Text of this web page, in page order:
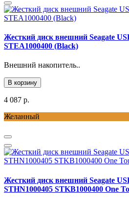
Жесткий диск внешний Seagate
STEA1000400 (Black)
Внешний накопитель..
В корзину
4 087 р.
Желанный
Жесткий диск внешний Seagate
STHN1000405 STKB1000400 One